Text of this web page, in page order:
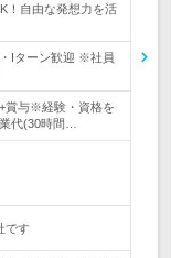
！自由な発想力を活
Iターン歓迎 ※社員
賞与※経験・資格を
代(30時間…
です